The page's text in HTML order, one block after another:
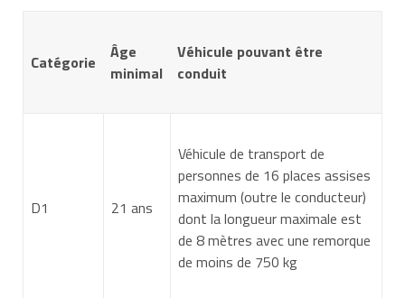
Catégorie
Âge
minimal
Véhicule pouvant être
conduit
D1 21 ans
Véhicule de transport de
personnes de 16 places assises
maximum (outre le conducteur)
dont la longueur maximale est
de 8 mètres avec une remorque
de moins de 750 kg